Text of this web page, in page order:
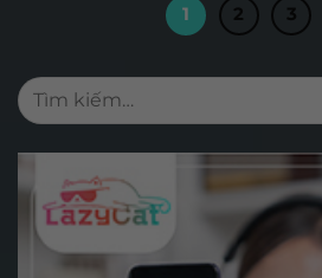
1 2 3
Tìm
kiếm: